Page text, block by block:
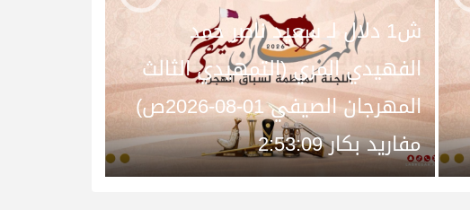
ش1 دلال لـ سعيد ناصر حمد
الفهيدي المري (التمهيدي الثالث
المهرجان الصيفي 01-08-2026ص)
مفاريد بكار 2:53:09